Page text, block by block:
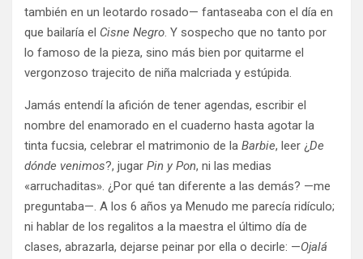
también en un leotardo rosado— fantaseaba con el día en
que bailaría el Cisne Negro. Y sospecho que no tanto por
lo famoso de la pieza, sino más bien por quitarme el
vergonzoso trajecito de niña malcriada y estúpida.
Jamás entendí la afición de tener agendas, escribir el
nombre del enamorado en el cuaderno hasta agotar la
tinta fucsia, celebrar el matrimonio de la Barbie, leer ¿De
dónde venimos?, jugar Pin y Pon, ni las medias
«arruchaditas». ¿Por qué tan diferente a las demás? —me
preguntaba—. A los 6 años ya Menudo me parecía ridículo;
ni hablar de los regalitos a la maestra el último día de
clases, abrazarla, dejarse peinar por ella o decirle: —Ojalá